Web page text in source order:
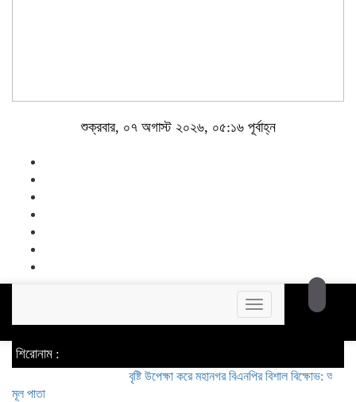
শুক্রবার, ০৭ অগাস্ট ২০২৬, ০৫:১৬ পূর্বাহ্ন
Toggle
navigation
শিরোনাম :
বৃষ্টি উপেক্ষা করে মহানগর বিএনপির বিশাল বিক্ষোভ:
মূল পাতা